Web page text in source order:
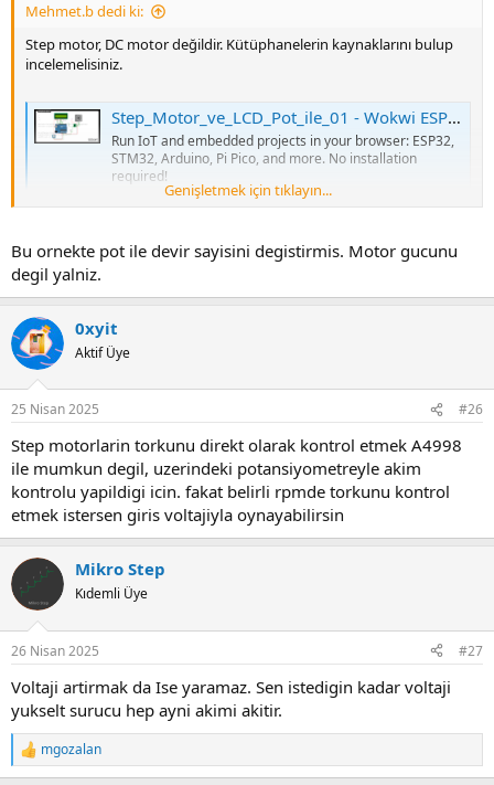
Mehmet.b dedi ki:
Step motor, DC motor değildir. Kütüphanelerin kaynaklarını bulup
incelemelisiniz.
Step_Motor_ve_LCD_Pot_ile_01 - Wokwi ESP32, STM32, Arduino Simulator
Run IoT and embedded projects in your browser: ESP32,
STM32, Arduino, Pi Pico, and more. No installation
required!
wokwi.comGenişletmek için tıklayın...
Bu ornekte pot ile devir sayisini degistirmis. Motor gucunu
degil yalniz.
0xyit
Aktif Üye
25 Nisan 2025 #26
Step motorlarin torkunu direkt olarak kontrol etmek A4998
ile mumkun degil, uzerindeki potansiyometreyle akim
kontrolu yapildigi icin. fakat belirli rpmde torkunu kontrol
etmek istersen giris voltajiyla oynayabilirsin
Mikro Step
Kıdemli Üye
26 Nisan 2025 #27
Voltaji artirmak da Ise yaramaz. Sen istedigin kadar voltaji
yukselt surucu hep ayni akimi akitir.
R
e
mgozalan